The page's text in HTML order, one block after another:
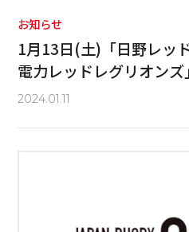
お知らせ
1月13日(土)「日野レッ
電力レッドレグリオン
2024.01.11